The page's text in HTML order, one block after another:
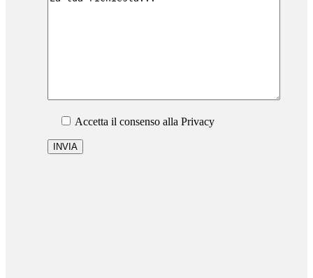
Accetta il consenso alla Privacy